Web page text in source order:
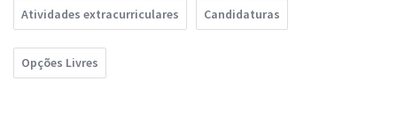
Atividades extracurriculares Candidaturas
Opções Livres